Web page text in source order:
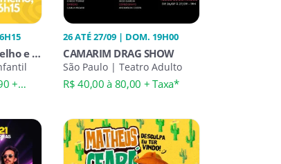
e o
+
26 ATÉ 27/09 | DOM. 19H00
CAMARIM DRAG SHOW
São Paulo | Teatro Adulto
R$ 40,00 à 80,00 + Taxa*